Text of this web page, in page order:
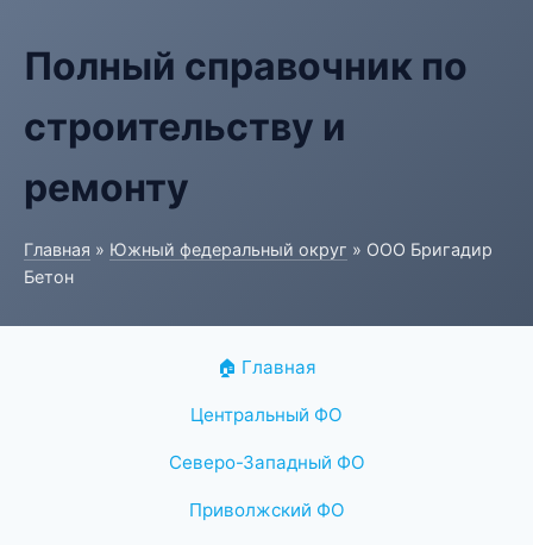
Полный справочник по
строительству и
ремонту
Главная » Южный федеральный округ » ООО Бригадир
Бетон
🏠 Главная
Центральный ФО
Северо-Западный ФО
Приволжский ФО